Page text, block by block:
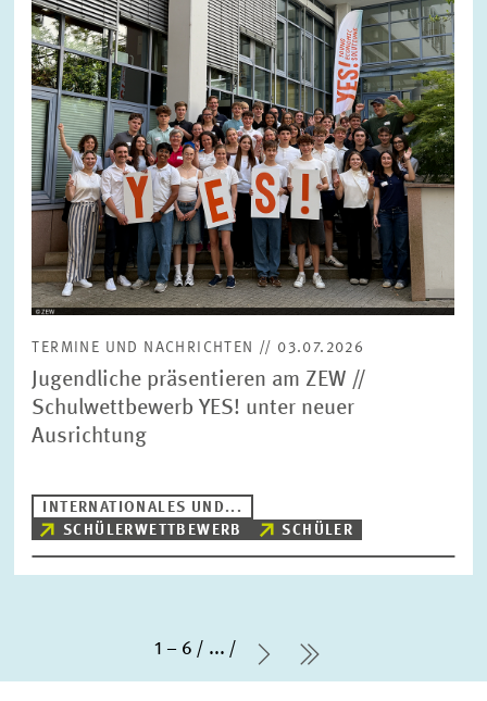
TERMINE UND NACHRICHTEN // 03.07.2026
Jugendliche präsentieren am ZEW //
Schulwettbewerb YES! unter neuer
Ausrichtung
INTERNATIONALES UND...
SCHÜLERWETTBEWERB
SCHÜLER
1 – 6 ...
Nächste Seite
letzte Seite